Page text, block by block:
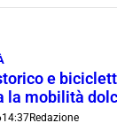
e
la mobilità
14:37Redazione